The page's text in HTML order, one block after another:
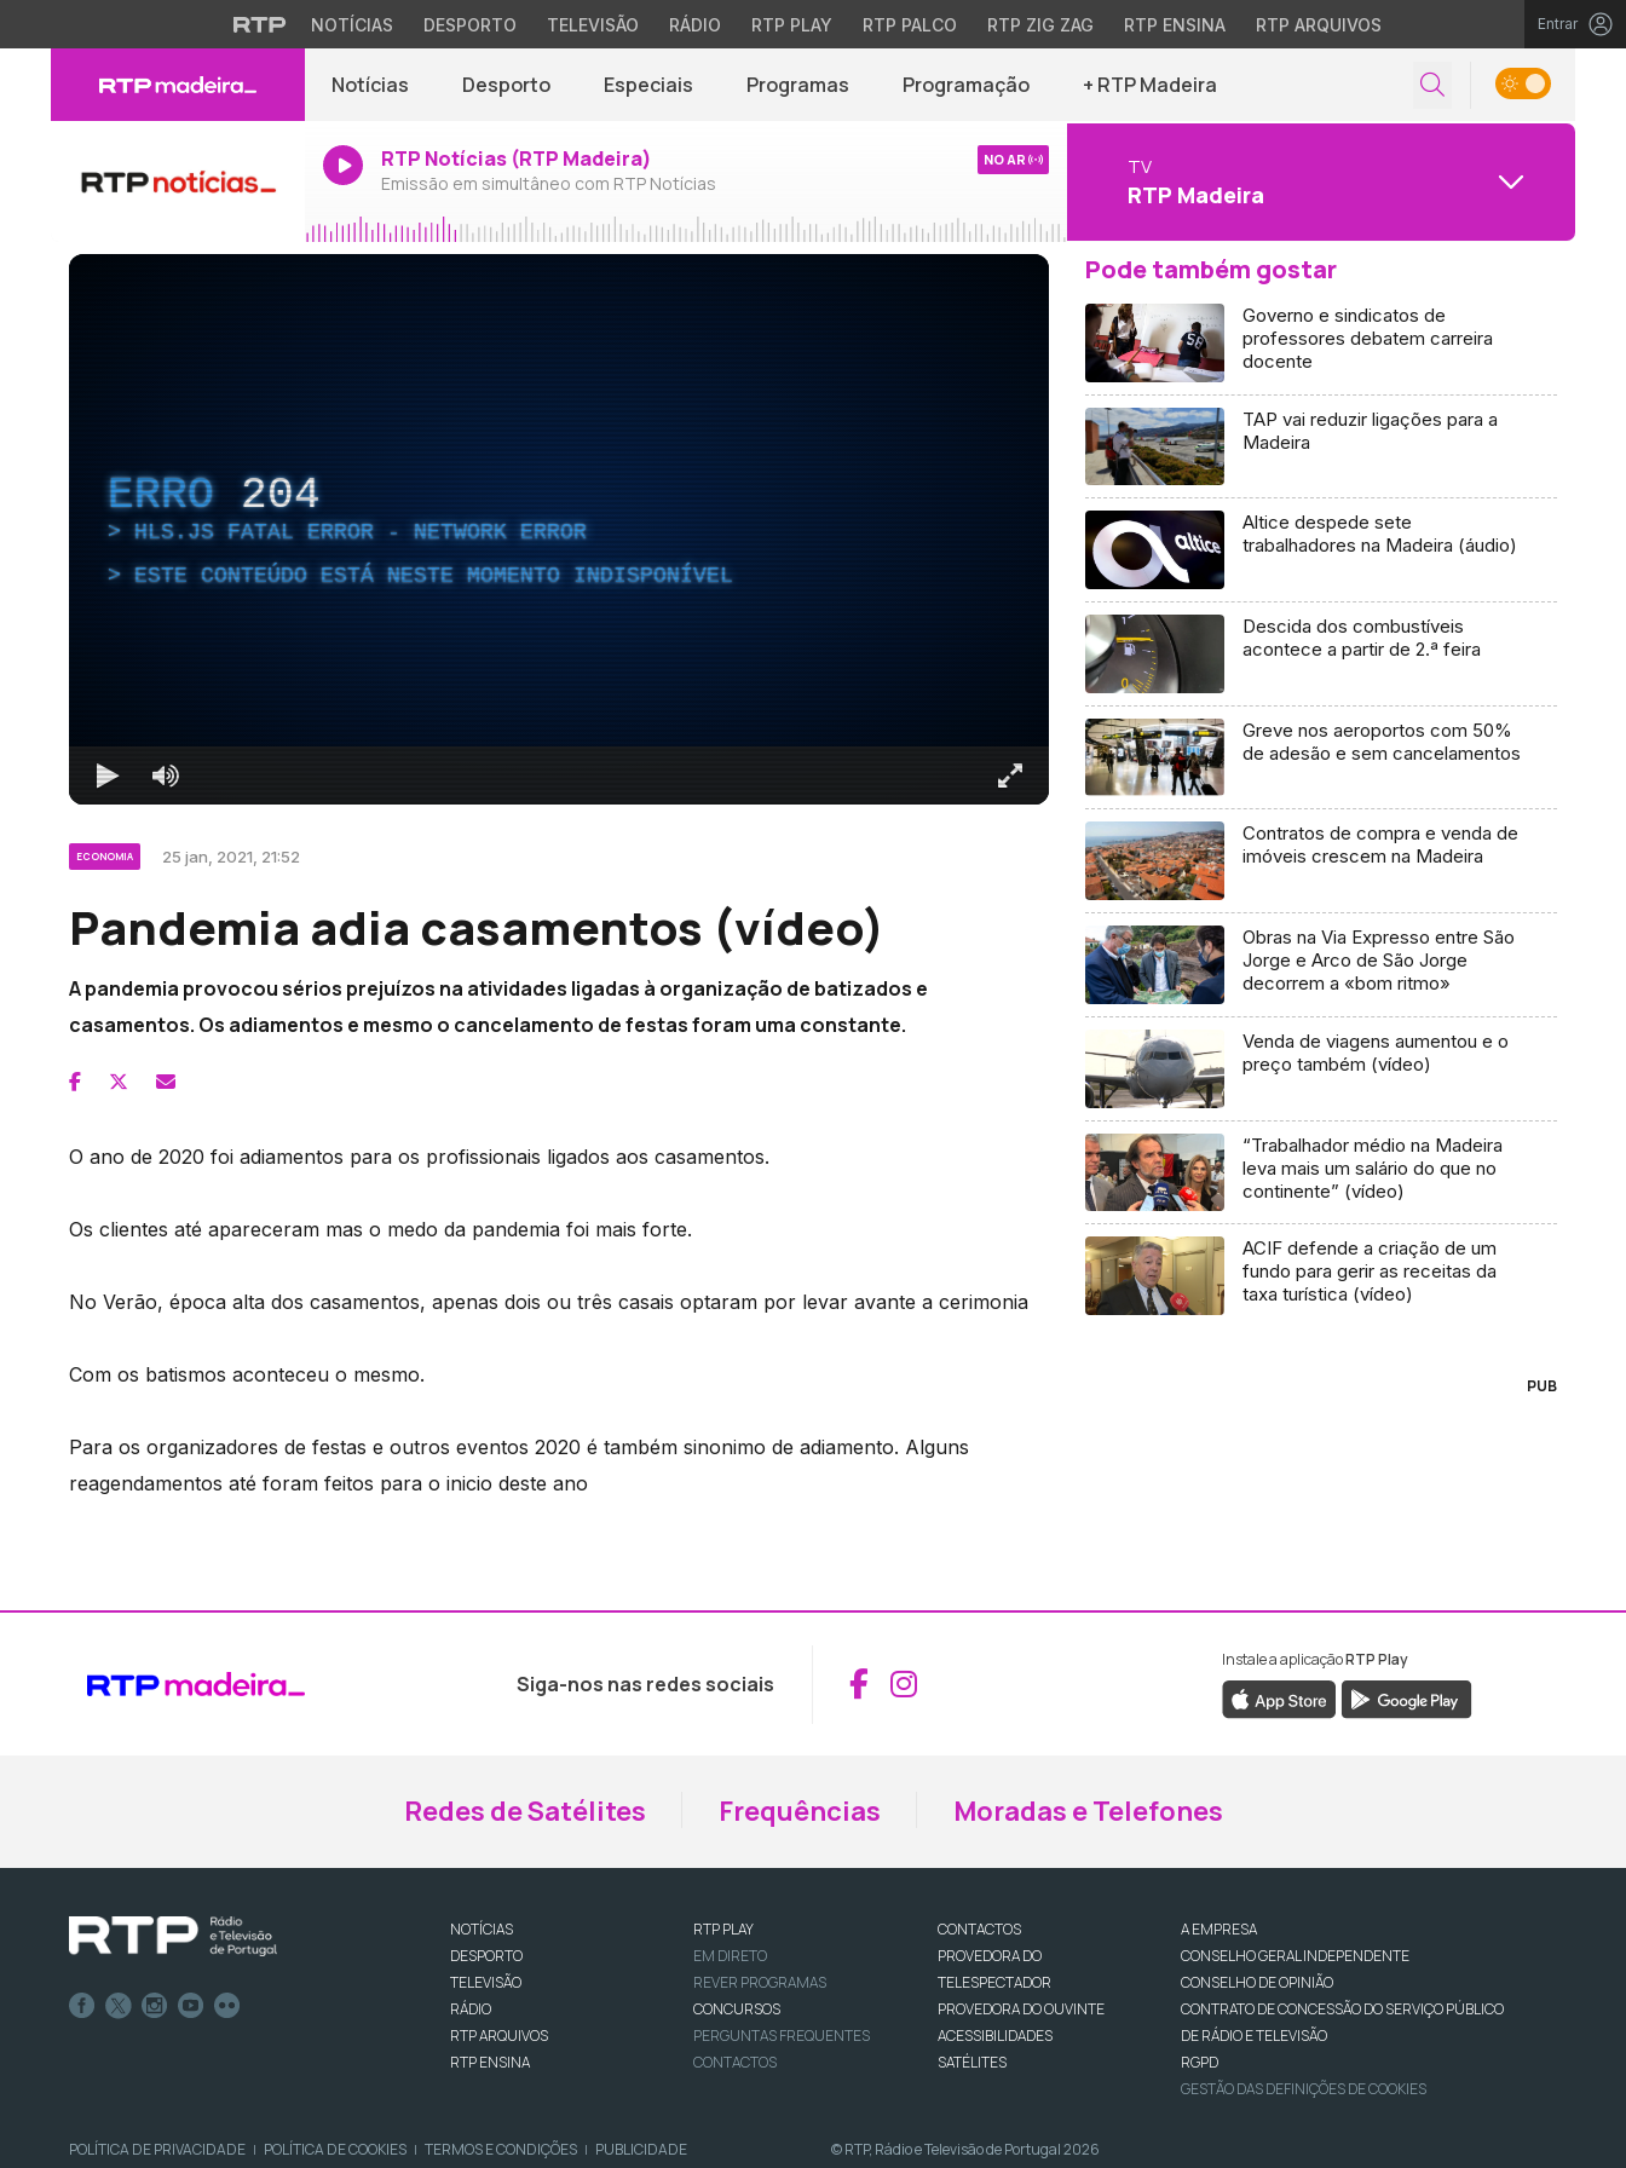
NOTÍCIAS DESPORTO TELEVISÃO RÁDIO RTP PLAY RTP PALCO RTP ZIG ZAG RTP ENSINA RTP ARQUIVOS Entrar
Notícias Desporto Especiais Programas Programação + RTP Madeira
RTP Notícias (RTP Madeira)
Emissão em simultâneo com RTP Notícias
NO AR TV
RTP Madeira
ERRO 204
HLS.JS FATAL ERROR - NETWORK ERROR
ESTE CONTEÚDO ESTÁ NESTE MOMENTO INDISPONÍVEL
ECONOMIA 25 jan, 2021, 21:52
Pandemia adia casamentos (vídeo)
A pandemia provocou sérios prejuízos na atividades ligadas à organização de batizados e
casamentos. Os adiamentos e mesmo o cancelamento de festas foram uma constante.
O ano de 2020 foi adiamentos para os profissionais ligados aos casamentos.
Os clientes até apareceram mas o medo da pandemia foi mais forte.
No Verão, época alta dos casamentos, apenas dois ou três casais optaram por levar avante a cerimonia
Com os batismos aconteceu o mesmo.
Para os organizadores de festas e outros eventos 2020 é também sinonimo de adiamento. Alguns
reagendamentos até foram feitos para o inicio deste ano
Pode também gostar
Governo e sindicatos de
professores debatem carreira
docente
TAP vai reduzir ligações para a
Madeira
Altice despede sete
trabalhadores na Madeira (áudio)
Descida dos combustíveis
acontece a partir de 2.ª feira
Greve nos aeroportos com 50%
de adesão e sem cancelamentos
Contratos de compra e venda de
imóveis crescem na Madeira
Obras na Via Expresso entre São
Jorge e Arco de São Jorge
decorrem a «bom ritmo»
Venda de viagens aumentou e o
preço também (vídeo)
“Trabalhador médio na Madeira
leva mais um salário do que no
continente” (vídeo)
ACIF defende a criação de um
fundo para gerir as receitas da
taxa turística (vídeo)
PUB
Siga-nos nas redes sociais Aceder ao Facebook da RTP Madeira
Aceder ao Instagram da RTP Madeira
Instale a aplicaçãoRTP Play
Redes de Satélites Frequências Moradas e Telefones
NOTÍCIAS
DESPORTO
TELEVISÃO
RÁDIO
RTP ARQUIVOS
RTP ENSINA
RTP PLAY
EM DIRETO
REVER PROGRAMAS
CONCURSOS
PERGUNTAS FREQUENTES
CONTACTOS
CONTACTOS
PROVEDORA DO
TELESPECTADOR
PROVEDORA DO OUVINTE
ACESSIBILIDADES
SATÉLITES
A EMPRESA
CONSELHO GERAL INDEPENDENTE
CONSELHO DE OPINIÃO
CONTRATO DE CONCESSÃO DO SERVIÇO PÚBLICO
DE RÁDIO E TELEVISÃO
RGPD
GESTÃO DAS DEFINIÇÕES DE COOKIES
POLÍTICA DE PRIVACIDADE | POLÍTICA DE COOKIES | TERMOS E CONDIÇÕES | PUBLICIDADE © RTP, Rádio e Televisão de Portugal 2026